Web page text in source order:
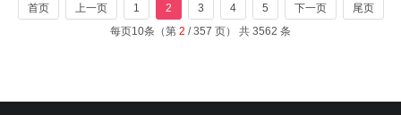
首页 上一页 1 2 3 4 5 下一页
尾页
每页10条（第 2 / 357 页） 共 3562 条